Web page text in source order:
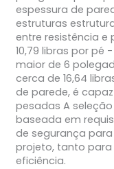
espessura de
estruturas
entre resistência e
10,79 libras por pé
maior de 6
cerca de 16,64
de parede, é
pesadas A
baseada em
de segurança
projeto, tanto
eficiência.